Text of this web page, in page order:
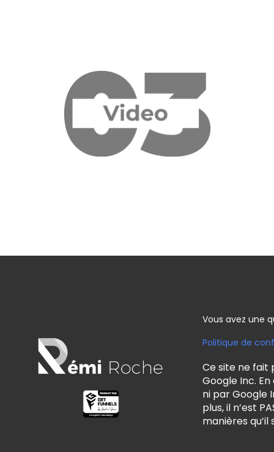
Vous avez une
Politique de
Ce site ne fait
Google Inc.
ni par Google
plus, il n’est
manières qu’il